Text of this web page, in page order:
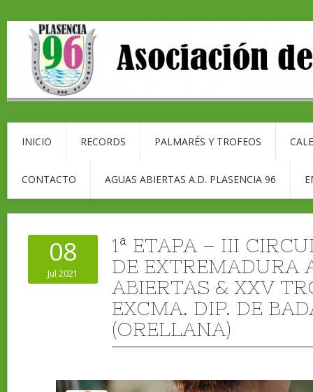
INICIO RECORDS PALMARÉS Y TROFEOS
CONTACTO AGUAS ABIERTAS A.D. PLASENCIA 96
08
Jul 2021
1ª ETAPA – III
DE EXTREMADURA
ABIERTAS & XXV
EXCMA. DIP. DE
(ORELLANA)